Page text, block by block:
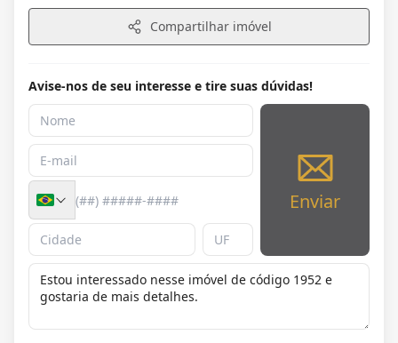
Compartilhar imóvel
Avise-nos de seu interesse e tire suas dúvidas!
Enviar